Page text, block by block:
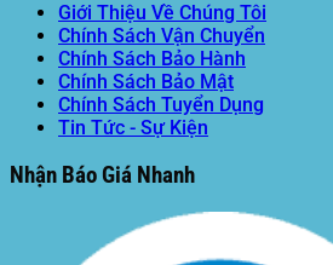
Giới Thiệu Về Chúng Tôi
Chính Sách Vận Chuyển
Chính Sách Bảo Hành
Chính Sách Bảo Mật
Chính Sách Tuyển Dụng
Tin Tức - Sự Kiện
Nhận Báo Giá Nhanh